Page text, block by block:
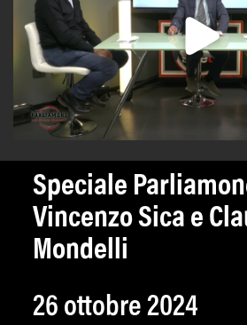
Speciale
Vincenzo Sica e
Mondelli
26 ottobre 2024